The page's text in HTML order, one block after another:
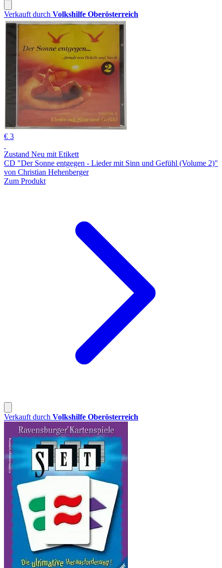
Verkauft durch Volkshilfe Oberösterreich
€ 3
Zustand Neu mit Etikett
CD "Der Sonne entgegen - Lieder mit Sinn und Gefühl (Volume 2)"
von Christian Hehenberger
Zum Produkt
Verkauft durch Volkshilfe Oberösterreich